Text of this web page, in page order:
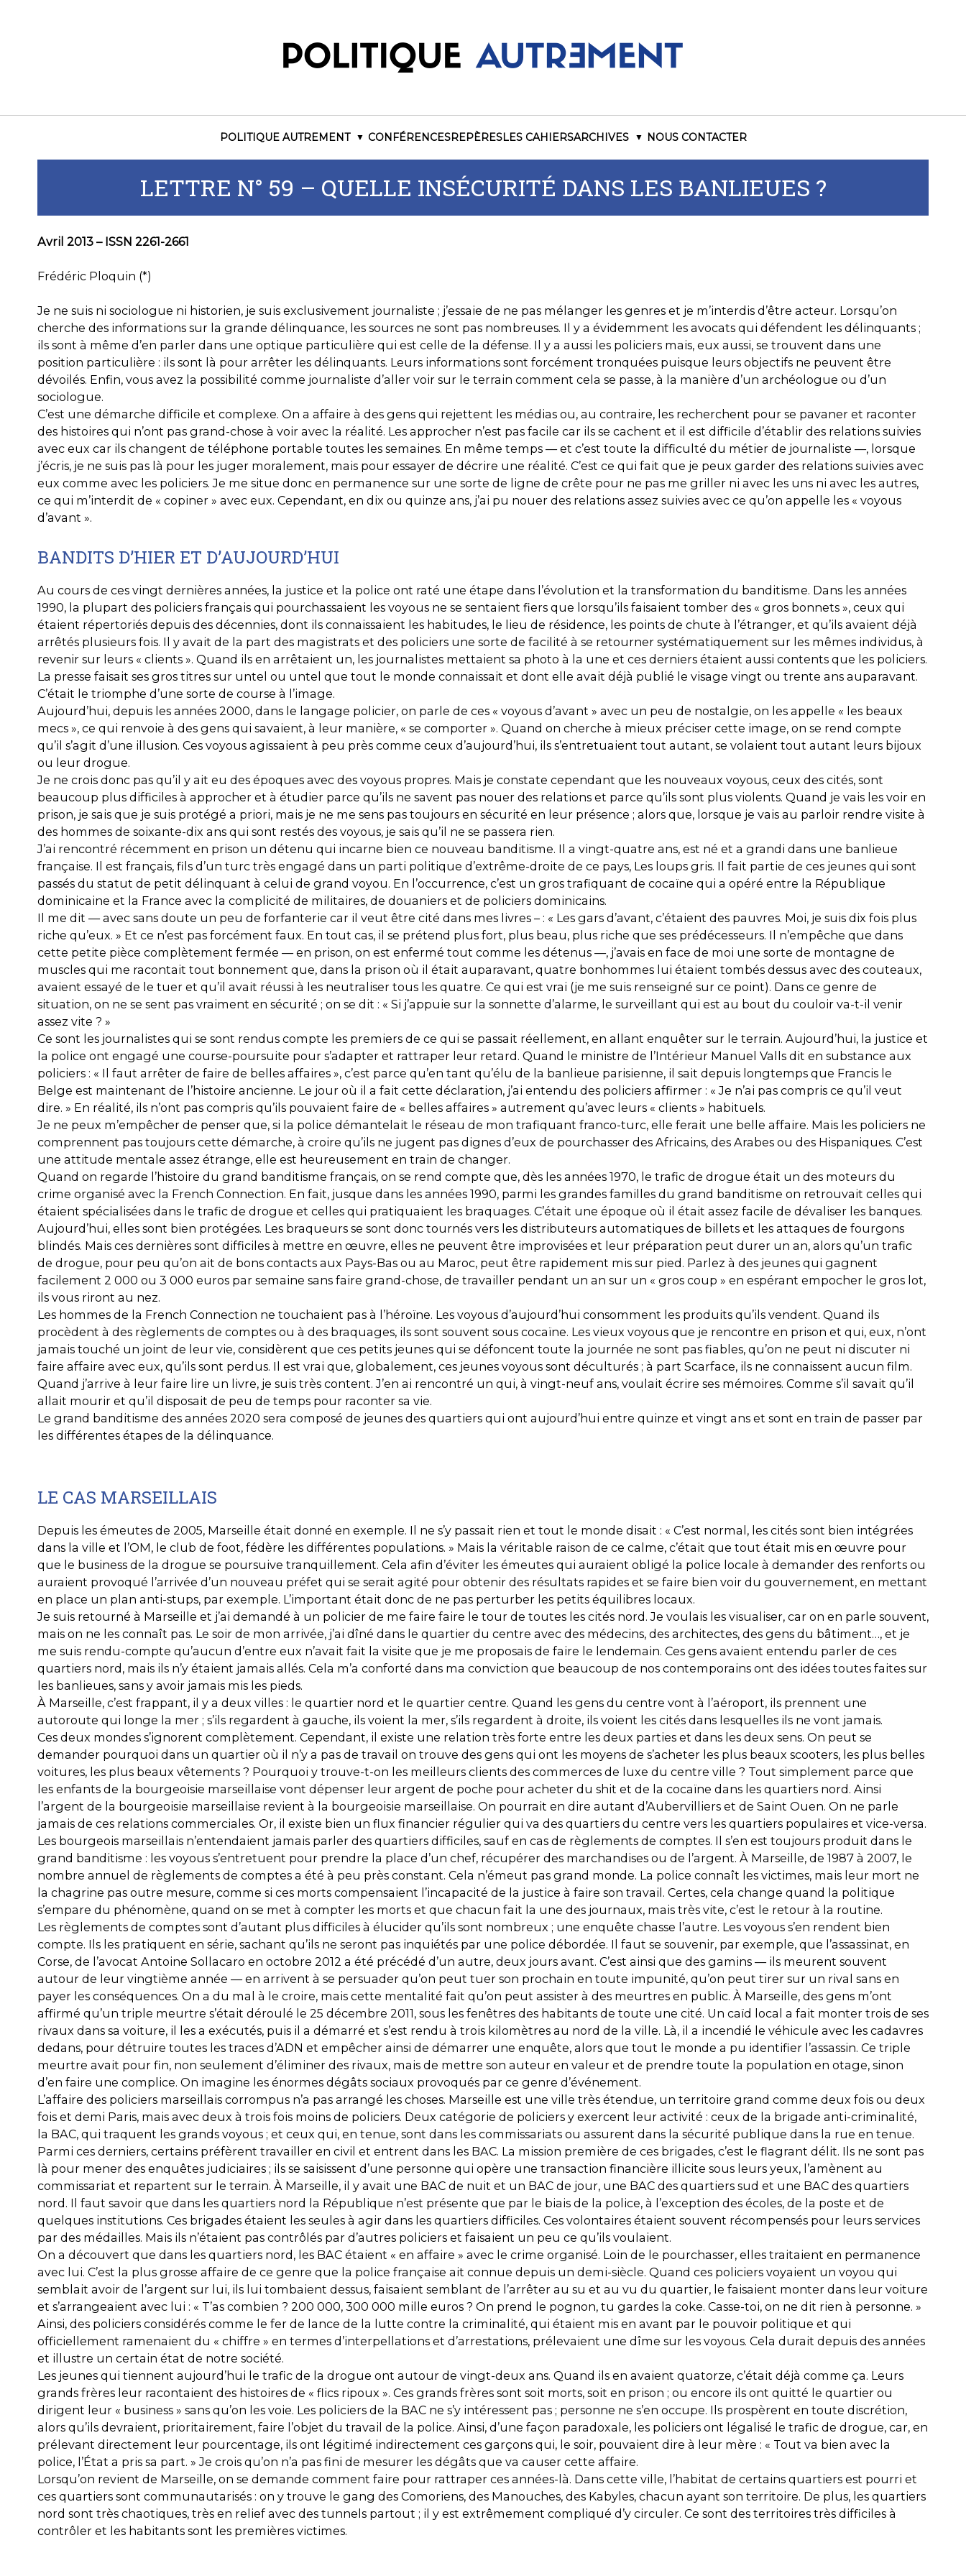
POLITIQUE AUTREMENT CONFÉRENCESREPÈRESLES CAHIERSARCHIVES NOUS CONTACTER
LETTRE N° 59 – QUELLE INSÉCURITÉ DANS LES BANLIEUES ?
Avril 2013 – ISSN 2261-2661
Frédéric Ploquin (*)
Je ne suis ni sociologue ni historien, je suis exclusivement journaliste ; j’essaie de ne pas mélanger les genres et je m’interdis d’être acteur. Lorsqu’on
cherche des informations sur la grande délinquance, les sources ne sont pas nombreuses. Il y a évidemment les avocats qui défendent les délinquants ;
ils sont à même d’en parler dans une optique particulière qui est celle de la défense. Il y a aussi les policiers mais, eux aussi, se trouvent dans une
position particulière : ils sont là pour arrêter les délinquants. Leurs informations sont forcément tronquées puisque leurs objectifs ne peuvent être
dévoilés. Enfin, vous avez la possibilité comme journaliste d’aller voir sur le terrain comment cela se passe, à la manière d’un archéologue ou d’un
sociologue.
C’est une démarche difficile et complexe. On a affaire à des gens qui rejettent les médias ou, au contraire, les recherchent pour se pavaner et raconter
des histoires qui n’ont pas grand-chose à voir avec la réalité. Les approcher n’est pas facile car ils se cachent et il est difficile d’établir des relations suivies
avec eux car ils changent de téléphone portable toutes les semaines. En même temps — et c’est toute la difficulté du métier de journaliste —, lorsque
j’écris, je ne suis pas là pour les juger moralement, mais pour essayer de décrire une réalité. C’est ce qui fait que je peux garder des relations suivies avec
eux comme avec les policiers. Je me situe donc en permanence sur une sorte de ligne de crête pour ne pas me griller ni avec les uns ni avec les autres,
ce qui m’interdit de « copiner » avec eux. Cependant, en dix ou quinze ans, j’ai pu nouer des relations assez suivies avec ce qu’on appelle les « voyous
d’avant ».
BANDITS D’HIER ET D’AUJOURD’HUI
Au cours de ces vingt dernières années, la justice et la police ont raté une étape dans l’évolution et la transformation du banditisme. Dans les années
1990, la plupart des policiers français qui pourchassaient les voyous ne se sentaient fiers que lorsqu’ils faisaient tomber des « gros bonnets », ceux qui
étaient répertoriés depuis des décennies, dont ils connaissaient les habitudes, le lieu de résidence, les points de chute à l’étranger, et qu’ils avaient déjà
arrêtés plusieurs fois. Il y avait de la part des magistrats et des policiers une sorte de facilité à se retourner systématiquement sur les mêmes individus, à
revenir sur leurs « clients ». Quand ils en arrêtaient un, les journalistes mettaient sa photo à la une et ces derniers étaient aussi contents que les policiers.
La presse faisait ses gros titres sur untel ou untel que tout le monde connaissait et dont elle avait déjà publié le visage vingt ou trente ans auparavant.
C’était le triomphe d’une sorte de course à l’image.
Aujourd’hui, depuis les années 2000, dans le langage policier, on parle de ces « voyous d’avant » avec un peu de nostalgie, on les appelle « les beaux
mecs », ce qui renvoie à des gens qui savaient, à leur manière, « se comporter ». Quand on cherche à mieux préciser cette image, on se rend compte
qu’il s’agit d’une illusion. Ces voyous agissaient à peu près comme ceux d’aujourd’hui, ils s’entretuaient tout autant, se volaient tout autant leurs bijoux
ou leur drogue.
Je ne crois donc pas qu’il y ait eu des époques avec des voyous propres. Mais je constate cependant que les nouveaux voyous, ceux des cités, sont
beaucoup plus difficiles à approcher et à étudier parce qu’ils ne savent pas nouer des relations et parce qu’ils sont plus violents. Quand je vais les voir en
prison, je sais que je suis protégé a priori, mais je ne me sens pas toujours en sécurité en leur présence ; alors que, lorsque je vais au parloir rendre visite à
des hommes de soixante-dix ans qui sont restés des voyous, je sais qu’il ne se passera rien.
J’ai rencontré récemment en prison un détenu qui incarne bien ce nouveau banditisme. Il a vingt-quatre ans, est né et a grandi dans une banlieue
française. Il est français, fils d’un turc très engagé dans un parti politique d’extrême-droite de ce pays, Les loups gris. Il fait partie de ces jeunes qui sont
passés du statut de petit délinquant à celui de grand voyou. En l’occurrence, c’est un gros trafiquant de cocaïne qui a opéré entre la République
dominicaine et la France avec la complicité de militaires, de douaniers et de policiers dominicains.
Il me dit — avec sans doute un peu de forfanterie car il veut être cité dans mes livres – : « Les gars d’avant, c’étaient des pauvres. Moi, je suis dix fois plus
riche qu’eux. » Et ce n’est pas forcément faux. En tout cas, il se prétend plus fort, plus beau, plus riche que ses prédécesseurs. Il n’empêche que dans
cette petite pièce complètement fermée — en prison, on est enfermé tout comme les détenus —, j’avais en face de moi une sorte de montagne de
muscles qui me racontait tout bonnement que, dans la prison où il était auparavant, quatre bonhommes lui étaient tombés dessus avec des couteaux,
avaient essayé de le tuer et qu’il avait réussi à les neutraliser tous les quatre. Ce qui est vrai (je me suis renseigné sur ce point). Dans ce genre de
situation, on ne se sent pas vraiment en sécurité ; on se dit : « Si j’appuie sur la sonnette d’alarme, le surveillant qui est au bout du couloir va-t-il venir
assez vite ? »
Ce sont les journalistes qui se sont rendus compte les premiers de ce qui se passait réellement, en allant enquêter sur le terrain. Aujourd’hui, la justice et
la police ont engagé une course-poursuite pour s’adapter et rattraper leur retard. Quand le ministre de l’Intérieur Manuel Valls dit en substance aux
policiers : « Il faut arrêter de faire de belles affaires », c’est parce qu’en tant qu’élu de la banlieue parisienne, il sait depuis longtemps que Francis le
Belge est maintenant de l’histoire ancienne. Le jour où il a fait cette déclaration, j’ai entendu des policiers affirmer : « Je n’ai pas compris ce qu’il veut
dire. » En réalité, ils n’ont pas compris qu’ils pouvaient faire de « belles affaires » autrement qu’avec leurs « clients » habituels.
Je ne peux m’empêcher de penser que, si la police démantelait le réseau de mon trafiquant franco-turc, elle ferait une belle affaire. Mais les policiers ne
comprennent pas toujours cette démarche, à croire qu’ils ne jugent pas dignes d’eux de pourchasser des Africains, des Arabes ou des Hispaniques. C’est
une attitude mentale assez étrange, elle est heureusement en train de changer.
Quand on regarde l’histoire du grand banditisme français, on se rend compte que, dès les années 1970, le trafic de drogue était un des moteurs du
crime organisé avec la French Connection. En fait, jusque dans les années 1990, parmi les grandes familles du grand banditisme on retrouvait celles qui
étaient spécialisées dans le trafic de drogue et celles qui pratiquaient les braquages. C’était une époque où il était assez facile de dévaliser les banques.
Aujourd’hui, elles sont bien protégées. Les braqueurs se sont donc tournés vers les distributeurs automatiques de billets et les attaques de fourgons
blindés. Mais ces dernières sont difficiles à mettre en œuvre, elles ne peuvent être improvisées et leur préparation peut durer un an, alors qu’un trafic
de drogue, pour peu qu’on ait de bons contacts aux Pays-Bas ou au Maroc, peut être rapidement mis sur pied. Parlez à des jeunes qui gagnent
facilement 2 000 ou 3 000 euros par semaine sans faire grand-chose, de travailler pendant un an sur un « gros coup » en espérant empocher le gros lot,
ils vous riront au nez.
Les hommes de la French Connection ne touchaient pas à l’héroïne. Les voyous d’aujourd’hui consomment les produits qu’ils vendent. Quand ils
procèdent à des règlements de comptes ou à des braquages, ils sont souvent sous cocaïne. Les vieux voyous que je rencontre en prison et qui, eux, n’ont
jamais touché un joint de leur vie, considèrent que ces petits jeunes qui se défoncent toute la journée ne sont pas fiables, qu’on ne peut ni discuter ni
faire affaire avec eux, qu’ils sont perdus. Il est vrai que, globalement, ces jeunes voyous sont déculturés ; à part Scarface, ils ne connaissent aucun film.
Quand j’arrive à leur faire lire un livre, je suis très content. J’en ai rencontré un qui, à vingt-neuf ans, voulait écrire ses mémoires. Comme s’il savait qu’il
allait mourir et qu’il disposait de peu de temps pour raconter sa vie.
Le grand banditisme des années 2020 sera composé de jeunes des quartiers qui ont aujourd’hui entre quinze et vingt ans et sont en train de passer par
les différentes étapes de la délinquance.
LE CAS MARSEILLAIS
Depuis les émeutes de 2005, Marseille était donné en exemple. Il ne s’y passait rien et tout le monde disait : « C’est normal, les cités sont bien intégrées
dans la ville et l’OM, le club de foot, fédère les différentes populations. » Mais la véritable raison de ce calme, c’était que tout était mis en œuvre pour
que le business de la drogue se poursuive tranquillement. Cela afin d’éviter les émeutes qui auraient obligé la police locale à demander des renforts ou
auraient provoqué l’arrivée d’un nouveau préfet qui se serait agité pour obtenir des résultats rapides et se faire bien voir du gouvernement, en mettant
en place un plan anti-stups, par exemple. L’important était donc de ne pas perturber les petits équilibres locaux.
Je suis retourné à Marseille et j’ai demandé à un policier de me faire faire le tour de toutes les cités nord. Je voulais les visualiser, car on en parle souvent,
mais on ne les connaît pas. Le soir de mon arrivée, j’ai dîné dans le quartier du centre avec des médecins, des architectes, des gens du bâtiment…, et je
me suis rendu-compte qu’aucun d’entre eux n’avait fait la visite que je me proposais de faire le lendemain. Ces gens avaient entendu parler de ces
quartiers nord, mais ils n’y étaient jamais allés. Cela m’a conforté dans ma conviction que beaucoup de nos contemporains ont des idées toutes faites sur
les banlieues, sans y avoir jamais mis les pieds.
À Marseille, c’est frappant, il y a deux villes : le quartier nord et le quartier centre. Quand les gens du centre vont à l’aéroport, ils prennent une
autoroute qui longe la mer ; s’ils regardent à gauche, ils voient la mer, s’ils regardent à droite, ils voient les cités dans lesquelles ils ne vont jamais.
Ces deux mondes s’ignorent complètement. Cependant, il existe une relation très forte entre les deux parties et dans les deux sens. On peut se
demander pourquoi dans un quartier où il n’y a pas de travail on trouve des gens qui ont les moyens de s’acheter les plus beaux scooters, les plus belles
voitures, les plus beaux vêtements ? Pourquoi y trouve-t-on les meilleurs clients des commerces de luxe du centre ville ? Tout simplement parce que
les enfants de la bourgeoisie marseillaise vont dépenser leur argent de poche pour acheter du shit et de la cocaïne dans les quartiers nord. Ainsi
l’argent de la bourgeoisie marseillaise revient à la bourgeoisie marseillaise. On pourrait en dire autant d’Aubervilliers et de Saint Ouen. On ne parle
jamais de ces relations commerciales. Or, il existe bien un flux financier régulier qui va des quartiers du centre vers les quartiers populaires et vice-versa.
Les bourgeois marseillais n’entendaient jamais parler des quartiers difficiles, sauf en cas de règlements de comptes. Il s’en est toujours produit dans le
grand banditisme : les voyous s’entretuent pour prendre la place d’un chef, récupérer des marchandises ou de l’argent. À Marseille, de 1987 à 2007, le
nombre annuel de règlements de comptes a été à peu près constant. Cela n’émeut pas grand monde. La police connaît les victimes, mais leur mort ne
la chagrine pas outre mesure, comme si ces morts compensaient l’incapacité de la justice à faire son travail. Certes, cela change quand la politique
s’empare du phénomène, quand on se met à compter les morts et que chacun fait la une des journaux, mais très vite, c’est le retour à la routine.
Les règlements de comptes sont d’autant plus difficiles à élucider qu’ils sont nombreux ; une enquête chasse l’autre. Les voyous s’en rendent bien
compte. Ils les pratiquent en série, sachant qu’ils ne seront pas inquiétés par une police débordée. Il faut se souvenir, par exemple, que l’assassinat, en
Corse, de l’avocat Antoine Sollacaro en octobre 2012 a été précédé d’un autre, deux jours avant. C’est ainsi que des gamins — ils meurent souvent
autour de leur vingtième année — en arrivent à se persuader qu’on peut tuer son prochain en toute impunité, qu’on peut tirer sur un rival sans en
payer les conséquences. On a du mal à le croire, mais cette mentalité fait qu’on peut assister à des meurtres en public. À Marseille, des gens m’ont
affirmé qu’un triple meurtre s’était déroulé le 25 décembre 2011, sous les fenêtres des habitants de toute une cité. Un caïd local a fait monter trois de ses
rivaux dans sa voiture, il les a exécutés, puis il a démarré et s’est rendu à trois kilomètres au nord de la ville. Là, il a incendié le véhicule avec les cadavres
dedans, pour détruire toutes les traces d’ADN et empêcher ainsi de démarrer une enquête, alors que tout le monde a pu identifier l’assassin. Ce triple
meurtre avait pour fin, non seulement d’éliminer des rivaux, mais de mettre son auteur en valeur et de prendre toute la population en otage, sinon
d’en faire une complice. On imagine les énormes dégâts sociaux provoqués par ce genre d’événement.
L’affaire des policiers marseillais corrompus n’a pas arrangé les choses. Marseille est une ville très étendue, un territoire grand comme deux fois ou deux
fois et demi Paris, mais avec deux à trois fois moins de policiers. Deux catégorie de policiers y exercent leur activité : ceux de la brigade anti-criminalité,
la BAC, qui traquent les grands voyous ; et ceux qui, en tenue, sont dans les commissariats ou assurent dans la sécurité publique dans la rue en tenue.
Parmi ces derniers, certains préfèrent travailler en civil et entrent dans les BAC. La mission première de ces brigades, c’est le flagrant délit. Ils ne sont pas
là pour mener des enquêtes judiciaires ; ils se saisissent d’une personne qui opère une transaction financière illicite sous leurs yeux, l’amènent au
commissariat et repartent sur le terrain. À Marseille, il y avait une BAC de nuit et un BAC de jour, une BAC des quartiers sud et une BAC des quartiers
nord. Il faut savoir que dans les quartiers nord la République n’est présente que par le biais de la police, à l’exception des écoles, de la poste et de
quelques institutions. Ces brigades étaient les seules à agir dans les quartiers difficiles. Ces volontaires étaient souvent récompensés pour leurs services
par des médailles. Mais ils n’étaient pas contrôlés par d’autres policiers et faisaient un peu ce qu’ils voulaient.
On a découvert que dans les quartiers nord, les BAC étaient « en affaire » avec le crime organisé. Loin de le pourchasser, elles traitaient en permanence
avec lui. C’est la plus grosse affaire de ce genre que la police française ait connue depuis un demi-siècle. Quand ces policiers voyaient un voyou qui
semblait avoir de l’argent sur lui, ils lui tombaient dessus, faisaient semblant de l’arrêter au su et au vu du quartier, le faisaient monter dans leur voiture
et s’arrangeaient avec lui : « T’as combien ? 200 000, 300 000 mille euros ? On prend le pognon, tu gardes la coke. Casse-toi, on ne dit rien à personne. »
Ainsi, des policiers considérés comme le fer de lance de la lutte contre la criminalité, qui étaient mis en avant par le pouvoir politique et qui
officiellement ramenaient du « chiffre » en termes d’interpellations et d’arrestations, prélevaient une dîme sur les voyous. Cela durait depuis des années
et illustre un certain état de notre société.
Les jeunes qui tiennent aujourd’hui le trafic de la drogue ont autour de vingt-deux ans. Quand ils en avaient quatorze, c’était déjà comme ça. Leurs
grands frères leur racontaient des histoires de « flics ripoux ». Ces grands frères sont soit morts, soit en prison ; ou encore ils ont quitté le quartier ou
dirigent leur « business » sans qu’on les voie. Les policiers de la BAC ne s’y intéressent pas ; personne ne s’en occupe. Ils prospèrent en toute discrétion,
alors qu’ils devraient, prioritairement, faire l’objet du travail de la police. Ainsi, d’une façon paradoxale, les policiers ont légalisé le trafic de drogue, car, en
prélevant directement leur pourcentage, ils ont légitimé indirectement ces garçons qui, le soir, pouvaient dire à leur mère : « Tout va bien avec la
police, l’État a pris sa part. » Je crois qu’on n’a pas fini de mesurer les dégâts que va causer cette affaire.
Lorsqu’on revient de Marseille, on se demande comment faire pour rattraper ces années-là. Dans cette ville, l’habitat de certains quartiers est pourri et
ces quartiers sont communautarisés : on y trouve le gang des Comoriens, des Manouches, des Kabyles, chacun ayant son territoire. De plus, les quartiers
nord sont très chaotiques, très en relief avec des tunnels partout ; il y est extrêmement compliqué d’y circuler. Ce sont des territoires très difficiles à
contrôler et les habitants sont les premières victimes.